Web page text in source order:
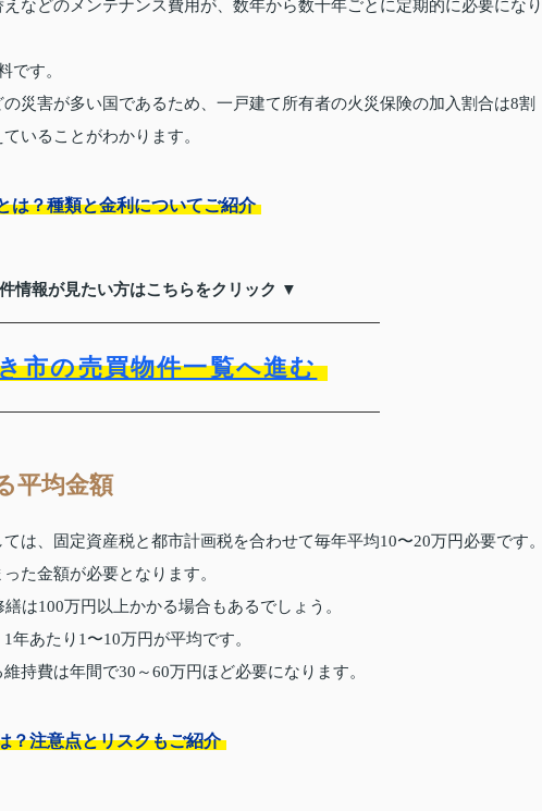
などのメンテナンス費用が、数年から数十年ごとに定期的に必要になり
です。
災害が多い国であるため、一戸建て所有者の火災保険の加入割合は8割
いることがわかります。
は？種類と金利についてご紹介
情報が見たい方はこちらをクリック ▼
市の売買物件一覧へ進む
平均金額
は、固定資産税と都市計画税を合わせて毎年平均10〜20万円必要です。
た金額が必要となります。
は100万円以上かかる場合もあるでしょう。
あたり1〜10万円が平均です。
持費は年間で30～60万円ほど必要になります。
？注意点とリスクもご紹介